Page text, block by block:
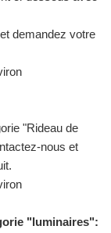
demandez votre
"Rideau de
nous et
"luminaires":